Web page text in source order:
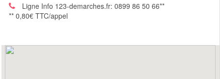
Ligne Info 123-demarches.fr: 0899 86 50 66**
** 0,80€ TTC/appel